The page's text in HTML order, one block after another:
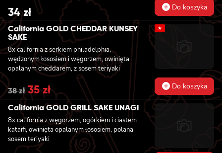
34zł Do koszyka
California GOLD CHEDDAR KUNSEY
SAKE
8x california z serkiem philadelphia,
wędzonym łososiem i węgorzem, owinięta
opalanym cheddarem, z sosem teriyaki
★
38zł Original
price
was:
38 zł.
35złCurrent
price
is:
35 zł.
Do koszyka
California GOLD GRILL SAKE UNAGI
8x california z węgorzem, ogórkiem i ciastem
kataifi, owinięta opalanym łososiem, polana
sosem teriyaki